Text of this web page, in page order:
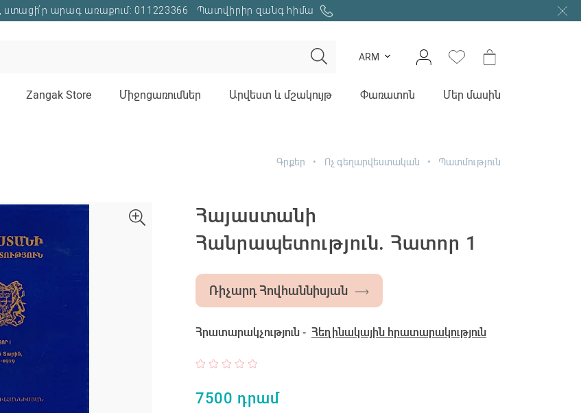
ստացի՛ր արագ առաքում: 011223366 Պատվիրիր զանգ հիմա
ARM
Zangak Store Միջոցառումներ Արվեստ և մշակույթ Փառատոն Մեր մասին
Գրքեր Ոչ գեղարվեստական Պատմություն
Հայաստանի
Հանրապետություն. Հատոր 1
Ռիչարդ Հովհաննիսյան
Հրատարակչություն - Հեղինակային հրատարակություն
7500 դրամ